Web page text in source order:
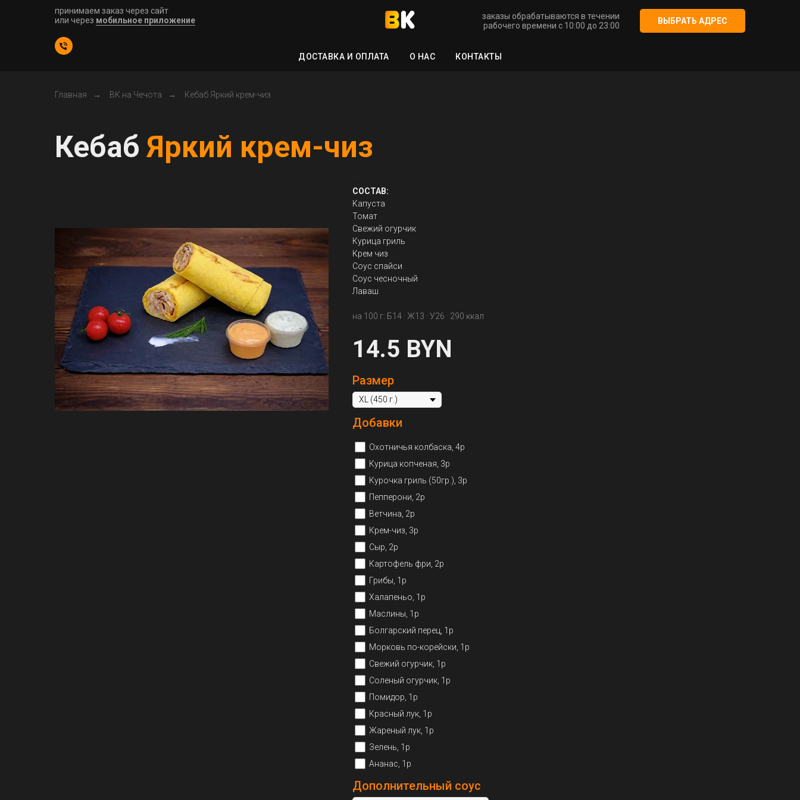
принимаем заказ через сайт
или через мобильное приложение
заказы обрабатываются в течении
рабочего времени с 10:00 до 23:00
ВЫБРАТЬ АДРЕС
ДОСТАВКА И ОПЛАТА О НАС КОНТАКТЫ
Главная → ВК на Чечота → Кебаб Яркий крем-чиз
Кебаб Яркий крем-чиз
СОСТАВ:
Капуста
Томат
Свежий огурчик
Курица гриль
Крем чиз
Соус спайси
Соус чесночный
Лаваш
на 100 г: Б14 · Ж13 · У26 · 290 ккал
14.5 BYN
Размер
Добавки
Охотничья колбаска, 4р
Курица копченая, 3р
Курочка гриль (50гр.), 3р
Пепперони, 2р
Ветчина, 2р
Крем-чиз, 3р
Сыр, 2р
Картофель фри, 2р
Грибы, 1р
Халапеньо, 1р
Маслины, 1р
Болгарский перец, 1р
Морковь по-корейски, 1р
Свежий огурчик, 1р
Соленый огурчик, 1р
Помидор, 1р
Красный лук, 1р
Жареный лук, 1р
Зелень, 1р
Ананас, 1р
Дополнительный соус